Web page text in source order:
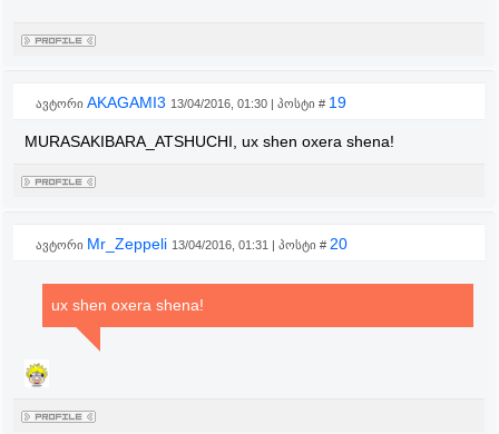
ავტორი AKAGAMI3 13/04/2016, 01:30 | პოსტი # 19
MURASAKIBARA_ATSHUCHI, ux shen oxera shena!
ავტორი Mr_Zeppeli 13/04/2016, 01:31 | პოსტი # 20
ux shen oxera shena!